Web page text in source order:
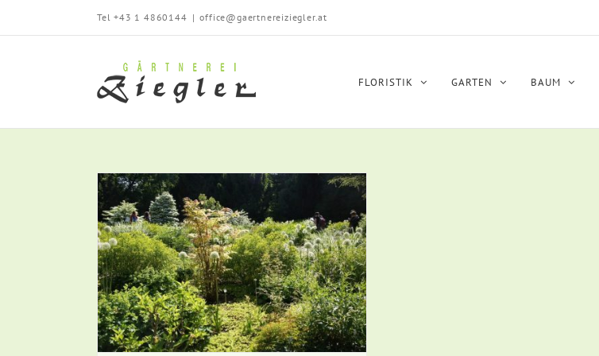
Tel +43 1 4860144 | office@gaertnereiziegler.at
FLORISTIK GARTEN BAUM